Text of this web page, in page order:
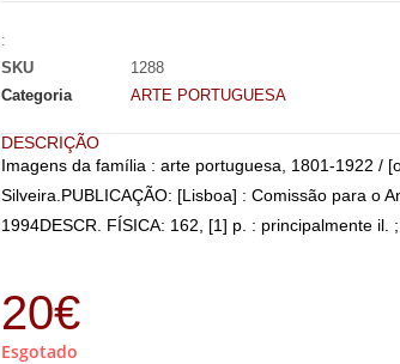
:
SKU
1288
Categoria
ARTE PORTUGUESA
DESCRIÇÃO
Imagens da família : arte portuguesa, 1801-1922 /
Silveira.PUBLICAÇÃO: [Lisboa] : Comissão para o
1994DESCR. FÍSICA: 162, [1] p. : principalmente il.
20€
Esgotado